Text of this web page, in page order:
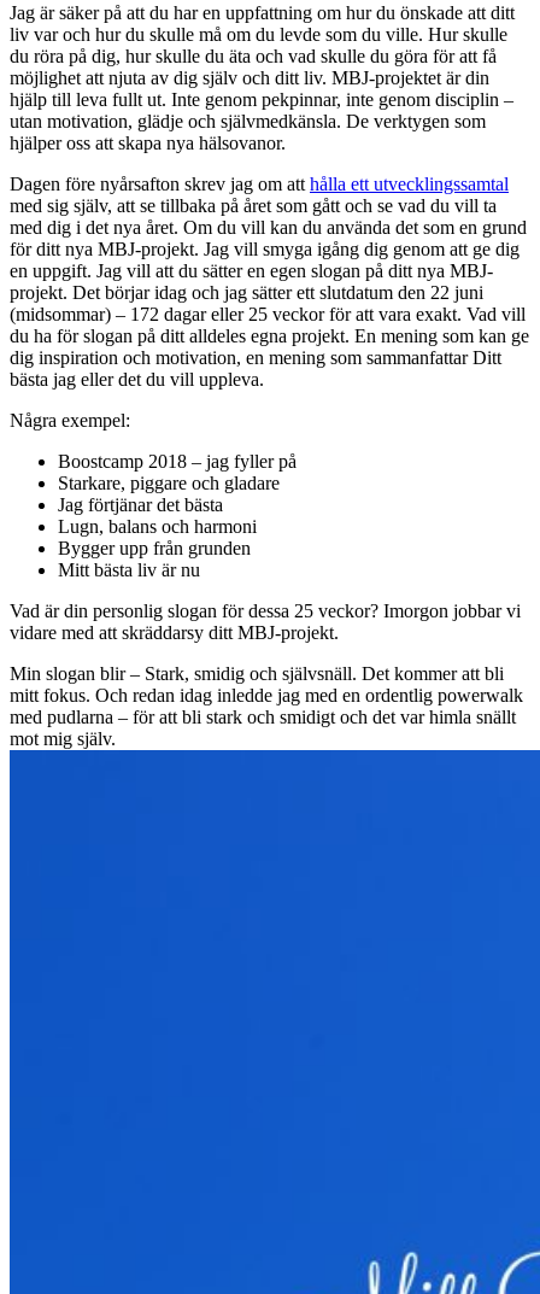
Jag är säker på att du har en uppfattning om hur du önskade att ditt
liv var och hur du skulle må om du levde som du ville. Hur skulle
du röra på dig, hur skulle du äta och vad skulle du göra för att få
möjlighet att njuta av dig själv och ditt liv. MBJ-projektet är din
hjälp till leva fullt ut. Inte genom pekpinnar, inte genom disciplin –
utan motivation, glädje och självmedkänsla. De verktygen som
hjälper oss att skapa nya hälsovanor.
Dagen före nyårsafton skrev jag om att hålla ett utvecklingssamtal
med sig själv, att se tillbaka på året som gått och se vad du vill ta
med dig i det nya året. Om du vill kan du använda det som en grund
för ditt nya MBJ-projekt. Jag vill smyga igång dig genom att ge dig
en uppgift. Jag vill att du sätter en egen slogan på ditt nya MBJ-
projekt. Det börjar idag och jag sätter ett slutdatum den 22 juni
(midsommar) – 172 dagar eller 25 veckor för att vara exakt. Vad vill
du ha för slogan på ditt alldeles egna projekt. En mening som kan ge
dig inspiration och motivation, en mening som sammanfattar Ditt
bästa jag eller det du vill uppleva.
Några exempel:
Boostcamp 2018 – jag fyller på
Starkare, piggare och gladare
Jag förtjänar det bästa
Lugn, balans och harmoni
Bygger upp från grunden
Mitt bästa liv är nu
Vad är din personlig slogan för dessa 25 veckor? Imorgon jobbar vi
vidare med att skräddarsy ditt MBJ-projekt.
Min slogan blir – Stark, smidig och självsnäll. Det kommer att bli
mitt fokus. Och redan idag inledde jag med en ordentlig powerwalk
med pudlarna – för att bli stark och smidigt och det var himla snällt
mot mig själv.